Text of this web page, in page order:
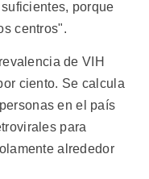
porque
centros".
de VIH
ciento. Se calcula
en el país
para
alrededor